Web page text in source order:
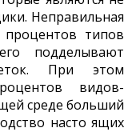
Неправильная
процентов типов
подделывают
При этом
видов-
среде больший
насто ящих